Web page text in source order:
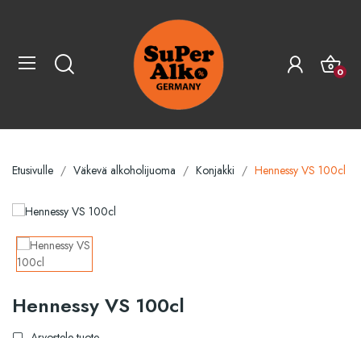
0
Etusivulle Väkevä alkoholijuoma Konjakki Hennessy VS 100cl
Hennessy VS 100cl